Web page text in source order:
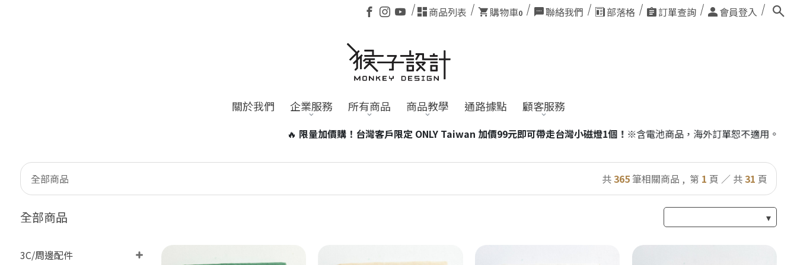
商品列表 購物車0 聯絡我們 部落格 訂單查詢 會員登入
關於我們 企業服務 所有商品 商品教學 通路據點 顧客服務
限量加價購！台灣客戶限定 ONLY Taiwan 加價99元即可帶走台灣小磁燈1個！※含電池商品，海外訂單恕不適用。
全部商品 共365筆相關商品 , 第 1 頁 ／ 共31 頁
全部商品
3C/周邊配件